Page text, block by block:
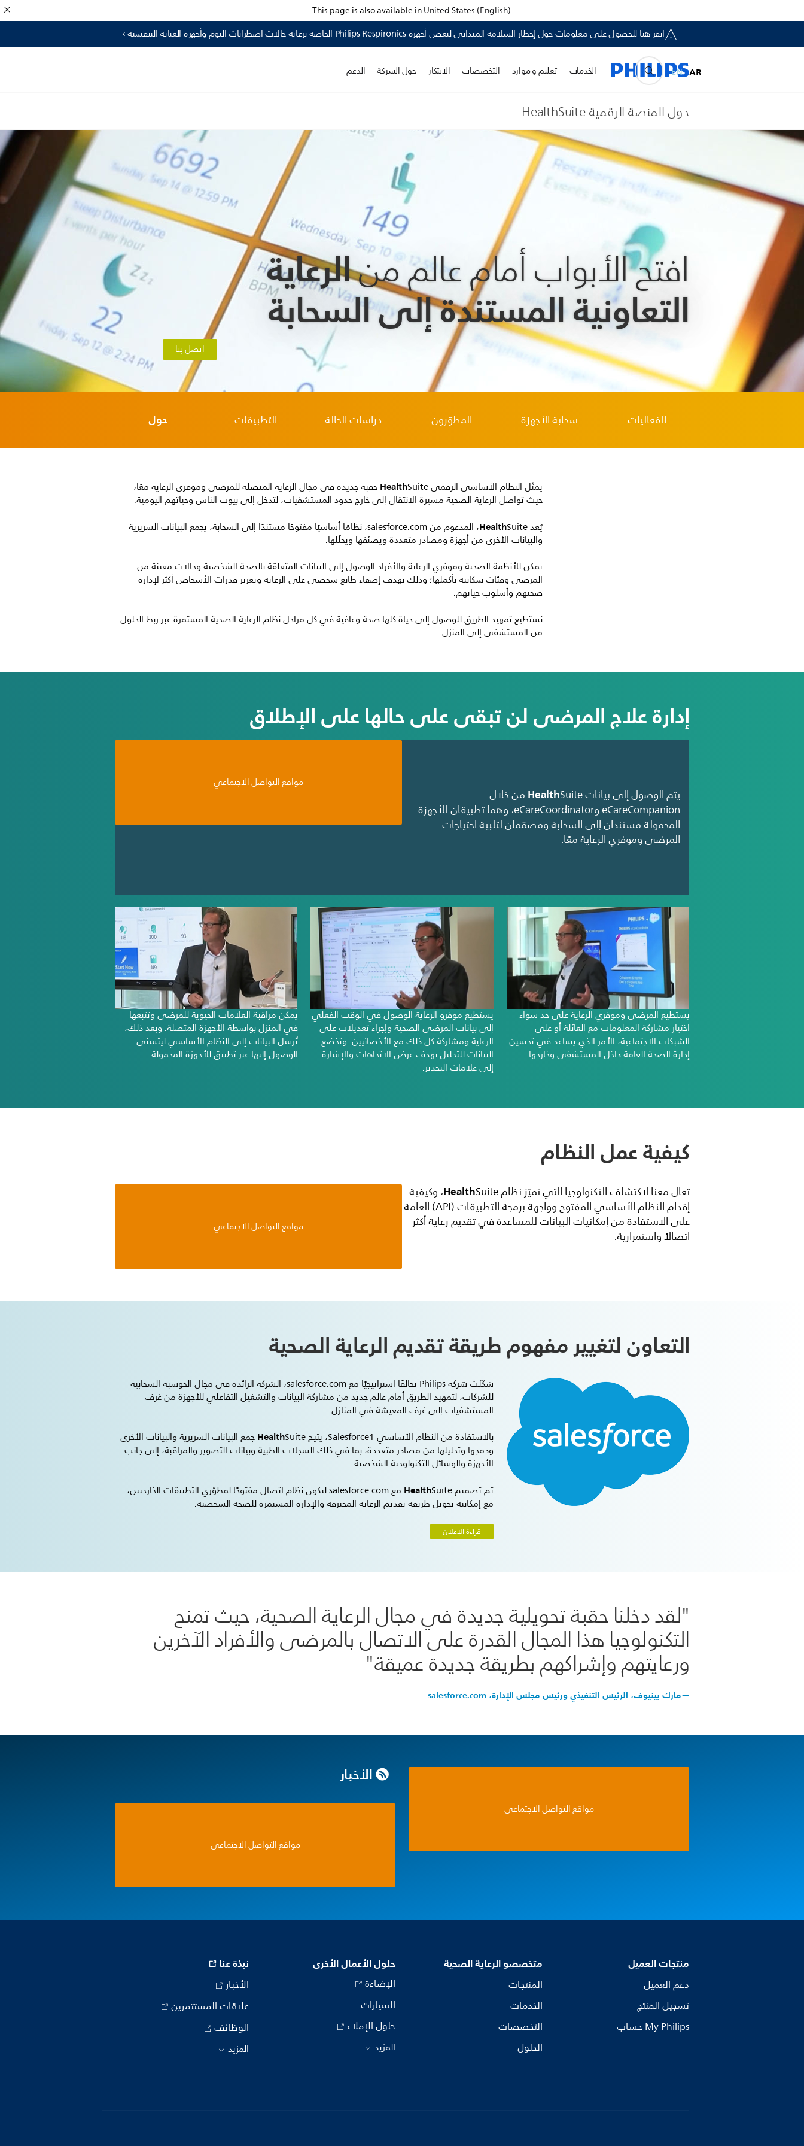
This page is also available inUnited States (English)
انقر هنا للحصول على معلومات حول إخطار السلامة الميداني لبعض أجهزة Philips Respironics الخاصة برعاية حالات اضطرابات النوم وأجهزة العناية التنفسية ›
الخدمات تعليم و موارد التخصصات الابتكار حول الشركة الدعم AR
EN
حول المنصة الرقمية HealthSuite
افتح الأبواب أمام عالم منالرعاية
التعاونية المستندة إلى السحابة
اتصل بنا
حول التطبيقات دراسات الحالة المطوّرون سحابة الأجهزة الفعاليات
يمثّل النظام الأساسي الرقمي Health Suite حقبة جديدة في مجال الرعاية المتصلة للمرضى وموفري الرعاية معًا،
حيث تواصل الرعاية الصحية مسيرة الانتقال إلى خارج حدود المستشفيات، لتدخل إلى بيوت الناس وحياتهم اليومية.
يُعد
Health
Suite، المدعوم من salesforce.com، نظامًا أساسيًا مفتوحًا مستندًا إلى السحابة، يجمع البيانات السريرية
والبيانات الأخرى من أجهزة ومصادر متعددة ويصنّفها ويحلّلها.
يمكن للأنظمة الصحية وموفري الرعاية والأفراد الوصول إلى البيانات المتعلقة بالصحة الشخصية وحالات معينة من
المرضى وفئات سكانية بأكملها؛ وذلك بهدف إضفاء طابع شخصي على الرعاية وتعزيز قدرات الأشخاص أكثر لإدارة
صحتهم وأسلوب حياتهم.
نستطيع تمهيد الطريق للوصول إلى حياة كلها صحة وعافية في كل مراحل نظام الرعاية الصحية المستمرة عبر ربط الحلول
من المستشفى إلى المنزل.
إدارة علاج المرضى لن تبقى على حالها على الإطلاق
مواقع التواصل الاجتماعي
يتم الوصول إلى بيانات Health Suite من خلال
eCareCompanion وeCareCoordinator، وهما تطبيقان للأجهزة
المحمولة مستندان إلى السحابة ومصمّمان لتلبية احتياجات
المرضى وموفري الرعاية معًا.
يمكن مراقبة العلامات الحيوية للمرضى وتتبعها
في المنزل بواسطة الأجهزة المتصلة. وبعد ذلك،
تُرسل البيانات إلى النظام الأساسي ليتسنى
الوصول إليها عبر تطبيق للأجهزة المحمولة.
يستطيع موفرو الرعاية الوصول في الوقت الفعلي
إلى بيانات المرضى الصحية وإجراء تعديلات على
الرعاية ومشاركة كل ذلك مع الأخصائيين. وتخضع
البيانات للتحليل بهدف عرض الاتجاهات والإشارة
إلى علامات التحذير.
يستطيع المرضى وموفري الرعاية على حد سواء
اختيار مشاركة المعلومات مع العائلة أو على
الشبكات الاجتماعية، الأمر الذي يساعد في تحسين
إدارة الصحة العامة داخل المستشفى وخارجها.
كيفية عمل النظام
مواقع التواصل الاجتماعي
تعال معنا لاكتشاف التكنولوجيا التي تميّز نظام HealthSuite، وكيفية
إقدام النظام الأساسي المفتوح وواجهة برمجة التطبيقات (API) العامة
على الاستفادة من إمكانيات البيانات للمساعدة في تقديم رعاية أكثر
اتصالاً واستمرارية.
التعاون لتغيير مفهوم طريقة تقديم الرعاية الصحية
شكّلت شركة Philips تحالفًا استراتيجيًا مع salesforce.com، الشركة الرائدة في مجال الحوسبة السحابية
للشركات، لتمهيد الطريق أمام عالم جديد من مشاركة البيانات والتشغيل التفاعلي للأجهزة من غرف
المستشفيات إلى غرف المعيشة في المنازل.
بالاستفادة من النظام الأساسي Salesforce1، يتيح
Health Suite جمع البيانات السريرية والبيانات الأخرى
ودمجها وتحليلها من مصادر متعددة، بما في ذلك السجلات الطبية وبيانات التصوير والمراقبة، إلى جانب
الأجهزة والوسائل التكنولوجية الشخصية.
تم تصميم
Health
Suite مع salesforce.com ليكون نظام اتصال مفتوحًا لمطوّري التطبيقات الخارجيين،
مع إمكانية تحويل طريقة تقديم الرعاية المحترفة والإدارة المستمرة للصحة الشخصية.
قراءة الإعلان
"لقد دخلنا حقبة تحويلية جديدة في مجال الرعاية الصحية، حيث تمنح
التكنولوجيا هذا المجال القدرة على الاتصال بالمرضى والأفراد الآخرين
ورعايتهم وإشراكهم بطريقة جديدة عميقة"
—مارك بينيوف، الرئيس التنفيذي ورئيس مجلس الإدارة، salesforce.com
الأخبار
مواقع التواصل الاجتماعي
مواقع التواصل الاجتماعي
منتجات العميل
دعم العميل
تسجيل المنتج
My Philips حساب
متخصصو الرعاية الصحية
المنتجات
الخدمات
التخصصات
الحلول
حلول الأعمال الأخرى
الإضاءة
السيارات
حلول الإملاء
المزيد
نبذة عنا
الأخبار
علاقات المستثمرين
الوظائف
المزيد